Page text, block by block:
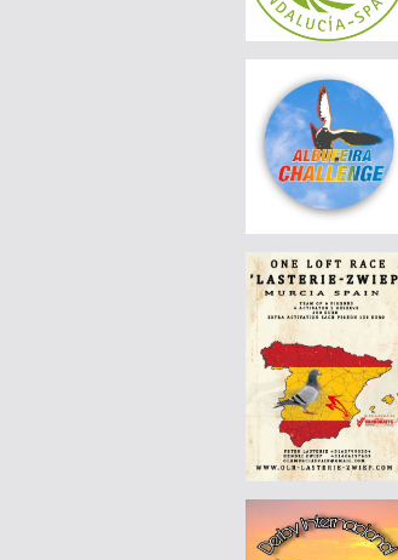
PT25-5129708 |90 EUR
PT25-5129708|85 EUR
LUÍS MORAIS RACING PIGEONS